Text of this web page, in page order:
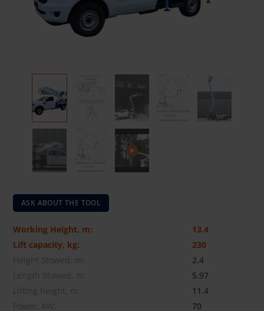
ASK ABOUT THE TOOL
Working Height, m:
13.4
Lift capacity, kg:
230
Height Stowed, m:
2.4
Length Stowed, m:
5.97
Lifting height, m:
11.4
Power, kW:
70